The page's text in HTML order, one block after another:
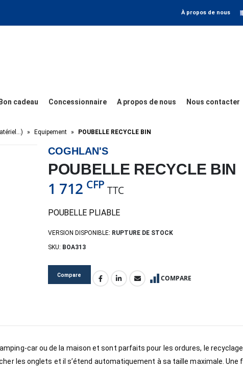
À propos de nous
cadeau Concessionnaire A propos de nous Nous contacter
» Equipement » POUBELLE RECYCLE BIN
COGHLAN'S
POUBELLE RECYCLE BIN
1 712 CFP TTC
POUBELLE PLIABLE
VERSION DISPONIBLE: RUPTURE DE STOCK
SKU: BOA313
Compare COMPARE
car ou de la maison et sont parfaits pour les ordures, le
les onglets et il s’étend automatiquement à sa taille maximale. Une